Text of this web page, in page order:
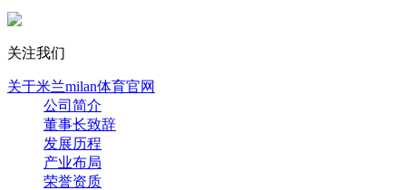
关注我们
关于米兰milan体育官网
公司简介
董事长致辞
发展历程
产业布局
荣誉资质